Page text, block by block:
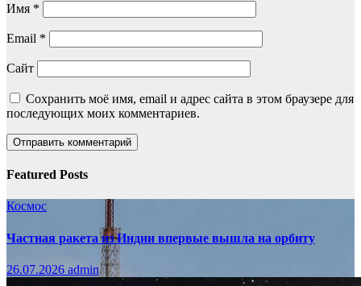
Имя *
Email *
Сайт
Сохранить моё имя, email и адрес сайта в этом браузере для
последующих моих комментариев.
Featured Posts
Космос
Частная ракета из Индии впервые вышла на орбиту
26.07.2026 admin